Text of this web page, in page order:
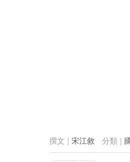
宋江敘